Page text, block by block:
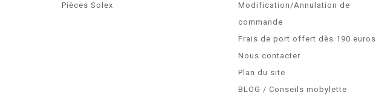
Pièces Solex
Modification/Annulation de
commande
Frais de port offert dès 190 euros
Nous contacter
Plan du site
BLOG / Conseils mobylette